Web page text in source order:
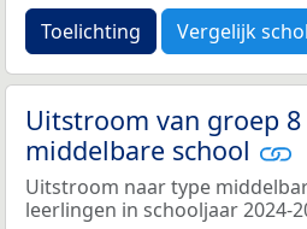
Toelichting Vergelijk
Uitstroom van groep 8
middelbare school
Uitstroom naar type
leerlingen in schooljaar 2024-